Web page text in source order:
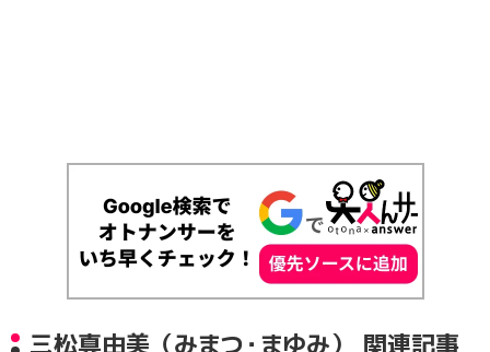
三松真由美（みまつ・まゆみ） 関連記事